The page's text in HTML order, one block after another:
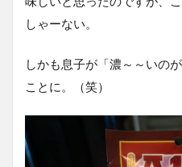
しゃーない。
しかも息子が「濃～～いの
ことに。（笑）